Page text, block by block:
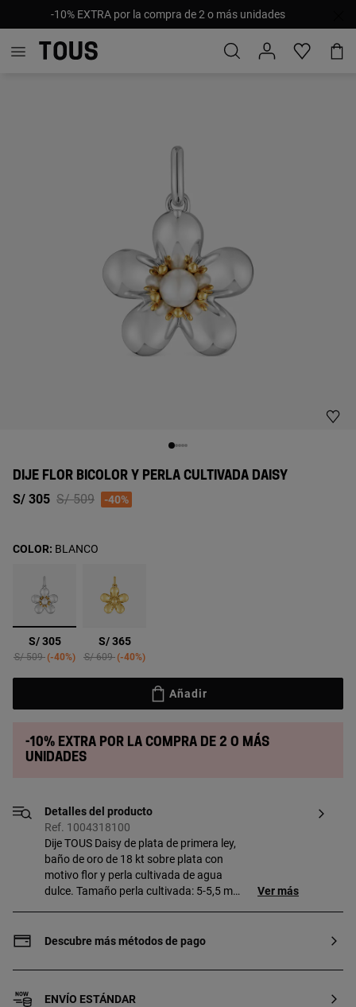
-10% EXTRA por la compra de 2 o más unidades
DIJE FLOR BICOLOR Y PERLA CULTIVADA DAISY
S/ 305 Price reduced from
S/ 509to-40%
seleccionado
S/ 305
Price reduced from
S/ 509to-40%
S/ 365
Price reduced from
S/ 609to-40%
COLOR: BLANCO
Añadir
-10% extra por la compra de 2 o más
unidades
Detalles del producto
Ref. 1004318100
Dije TOUS Daisy de plata de primera ley,
baño de oro de 18 kt sobre plata con
motivo flor y perla cultivada de agua
dulce. Tamaño perla cultivada: 5-5,5 mm.
plata de primera ley con baño de oro de
calidad garantiza una mayor durabilidad
Ver más
Descubre más métodos de pago
ENVÍO ESTÁNDAR